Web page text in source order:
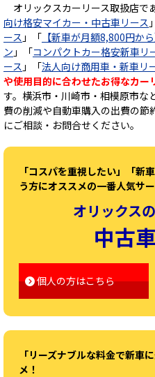
オリックスカーリース取扱店で
向け格安マイカー・中古車リース
ース 」「 【新車が月額8,800円か
ン 」「コンパクトカー格安新車リ
ース 」「法人向け商用車・新車リ
や使用目的に合わせたお得なカー
す。横浜市・川崎市・相模原市な
費の削減や自動車購入の出費の
にご相談・お問合せください。
「コスパを重視したい」「新
う方にオススメの一番人気サ
オリックス
中古
個人の方はこちら
「リーズナブルな料金で新車
メ！